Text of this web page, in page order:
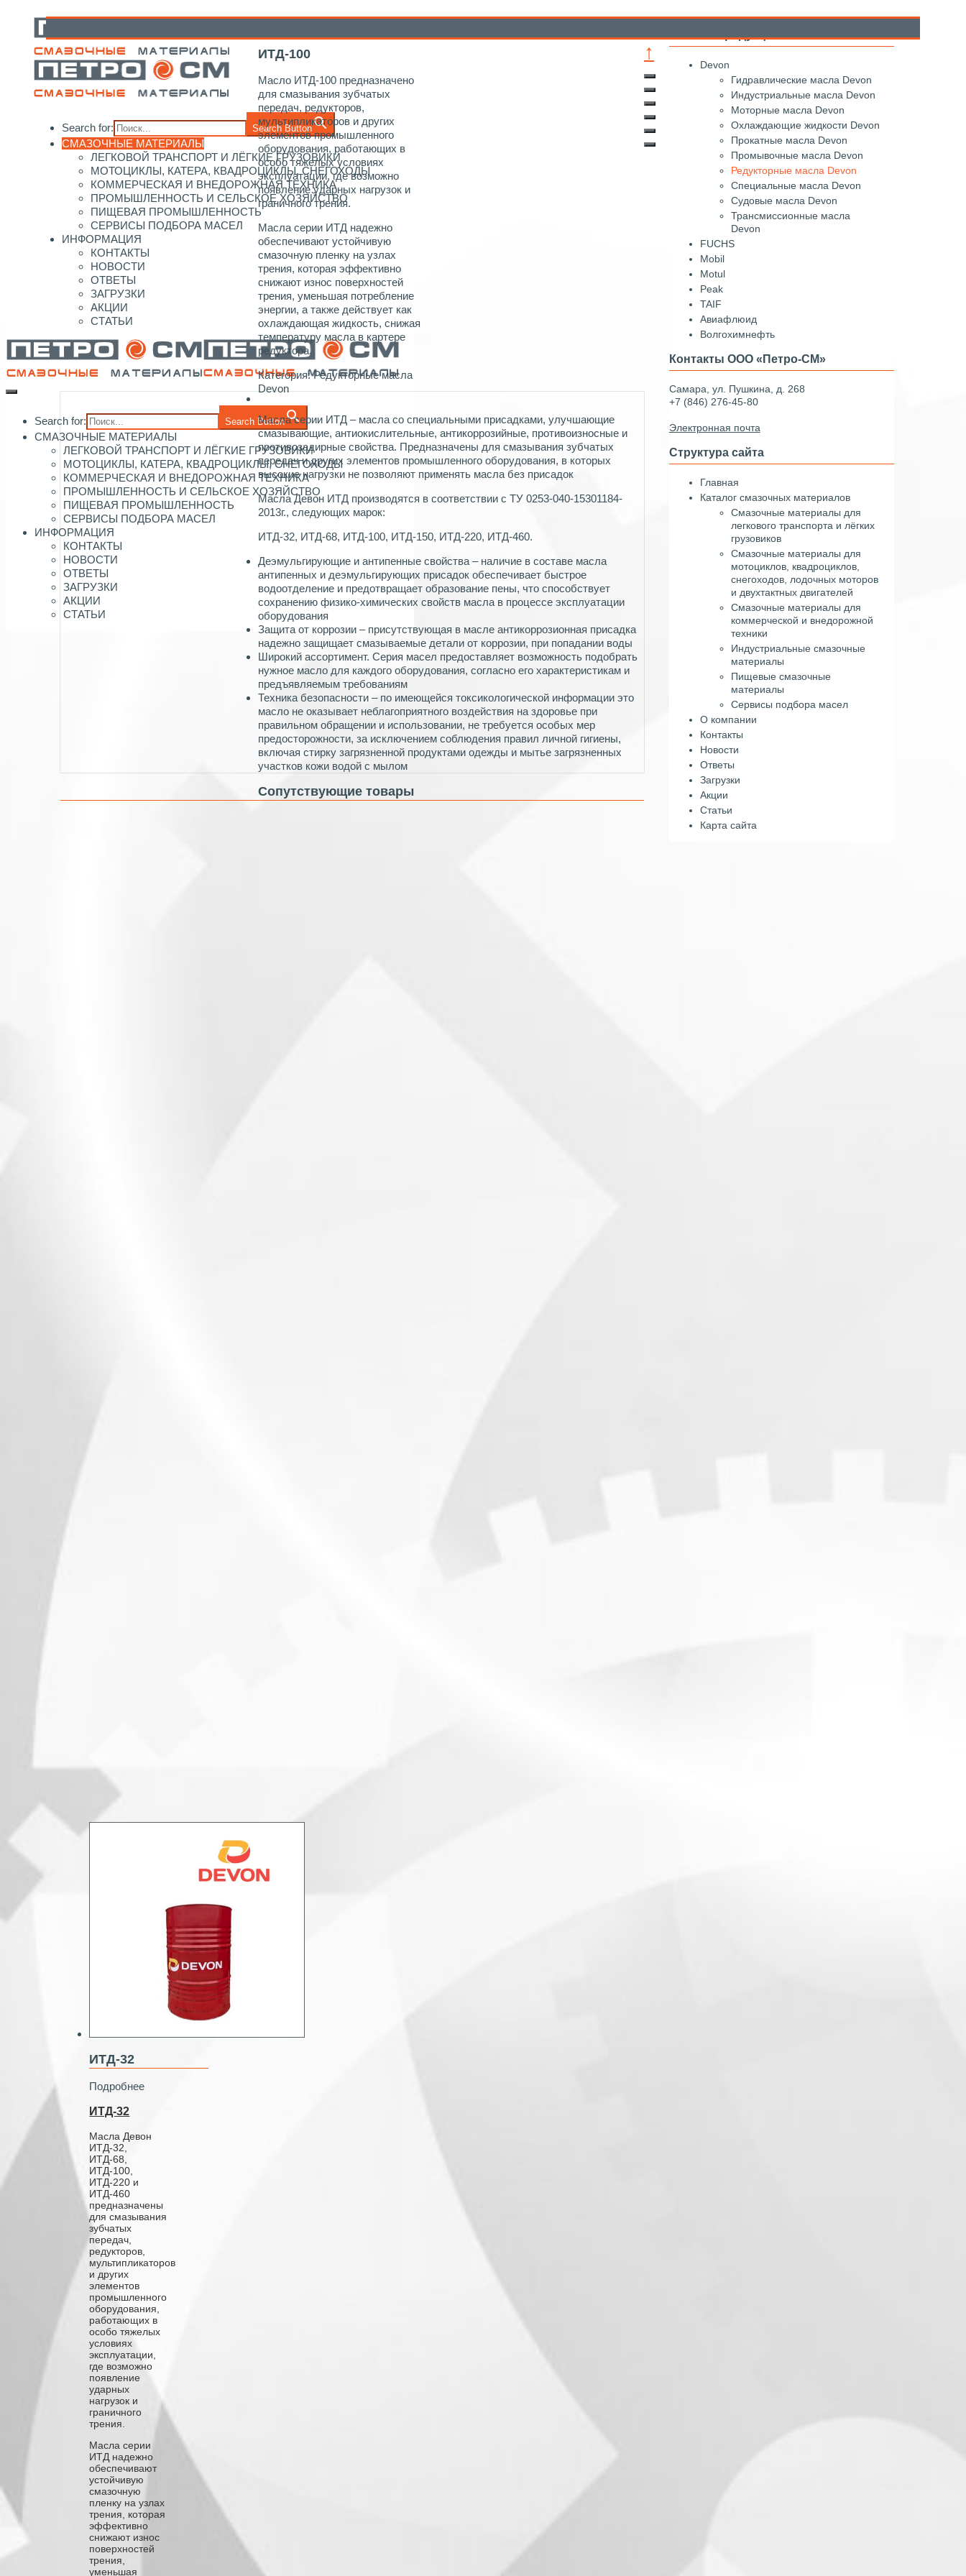
Search for: Search Button
СМАЗОЧНЫЕ МАТЕРИАЛЫ
ЛЕГКОВОЙ ТРАНСПОРТ И ЛЁГКИЕ ГРУЗОВИКИ
МОТОЦИКЛЫ, КАТЕРА, КВАДРОЦИКЛЫ, СНЕГОХОДЫ
КОММЕРЧЕСКАЯ И ВНЕДОРОЖНАЯ ТЕХНИКА
ПРОМЫШЛЕННОСТЬ И СЕЛЬСКОЕ ХОЗЯЙСТВО
ПИЩЕВАЯ ПРОМЫШЛЕННОСТЬ
СЕРВИСЫ ПОДБОРА МАСЕЛ
ИНФОРМАЦИЯ
КОНТАКТЫ
НОВОСТИ
ОТВЕТЫ
ЗАГРУЗКИ
АКЦИИ
СТАТЬИ
Search for: Search Button
СМАЗОЧНЫЕ МАТЕРИАЛЫ
ЛЕГКОВОЙ ТРАНСПОРТ И ЛЁГКИЕ ГРУЗОВИКИ
МОТОЦИКЛЫ, КАТЕРА, КВАДРОЦИКЛЫ, СНЕГОХОДЫ
КОММЕРЧЕСКАЯ И ВНЕДОРОЖНАЯ ТЕХНИКА
ПРОМЫШЛЕННОСТЬ И СЕЛЬСКОЕ ХОЗЯЙСТВО
ПИЩЕВАЯ ПРОМЫШЛЕННОСТЬ
СЕРВИСЫ ПОДБОРА МАСЕЛ
ИНФОРМАЦИЯ
КОНТАКТЫ
НОВОСТИ
ОТВЕТЫ
ЗАГРУЗКИ
АКЦИИ
СТАТЬИ
ИТД-100
Масло ИТД-100 предназначено
для смазывания зубчатых
передач, редукторов,
мультипликаторов и других
элементов промышленного
оборудования, работающих в
особо тяжелых условиях
эксплуатации, где возможно
появление ударных нагрузок и
граничного трения.
Масла серии ИТД надежно
обеспечивают устойчивую
смазочную пленку на узлах
трения, которая эффективно
снижают износ поверхностей
трения, уменьшая потребление
энергии, а также действует как
охлаждающая жидкость, снижая
температуру масла в картере
редуктора.
Категория:Редукторные масла
Devon
Масла серии ИТД – масла со специальными присадками, улучшающие
смазывающие, антиокислительные, антикоррозийные, противоизносные и
противозадирные свойства. Предназначены для смазывания зубчатых
передач и других элементов промышленного оборудования, в которых
высокие нагрузки не позволяют применять масла без присадок
Масла Девон ИТД производятся в соответствии с ТУ 0253-040-15301184-
2013г., следующих марок:
ИТД-32, ИТД-68, ИТД-100, ИТД-150, ИТД-220, ИТД-460.
Деэмульгирующие и антипенные свойства – наличие в составе масла
антипенных и деэмульгирующих присадок обеспечивает быстрое
водоотделение и предотвращает образование пены, что способствует
сохранению физико-химических свойств масла в процессе эксплуатации
оборудования
Защита от коррозии – присутствующая в масле антикоррозионная присадка
надежно защищает смазываемые детали от коррозии, при попадании воды
Широкий ассортимент. Серия масел предоставляет возможность подобрать
нужное масло для каждого оборудования, согласно его характеристикам и
предъявляемым требованиям
Техника безопасности – по имеющейся токсикологической информации это
масло не оказывает неблагоприятного воздействия на здоровье при
правильном обращении и использовании, не требуется особых мер
предосторожности, за исключением соблюдения правил личной гигиены,
включая стирку загрязненной продуктами одежды и мытье загрязненных
участков кожи водой с мылом
Сопутствующие товары
ИТД-32
Подробнее
ИТД-32
Масла Девон
ИТД-32,
ИТД-68,
ИТД-100,
ИТД-220 и
ИТД-460
предназначены
для смазывания
зубчатых
передач,
редукторов,
мультипликаторов
и других
элементов
промышленного
оборудования,
работающих в
особо тяжелых
условиях
эксплуатации,
где возможно
появление
ударных
нагрузок и
граничного
трения.
Масла серии
ИТД надежно
обеспечивают
устойчивую
смазочную
пленку на узлах
трения, которая
эффективно
снижают износ
поверхностей
трения,
уменьшая
Каталог продукции
Devon
Гидравлические масла Devon
Индустриальные масла Devon
Моторные масла Devon
Охлаждающие жидкости Devon
Прокатные масла Devon
Промывочные масла Devon
Редукторные масла Devon
Специальные масла Devon
Судовые масла Devon
Трансмиссионные масла
Devon
FUCHS
Mobil
Motul
Peak
TAIF
Авиафлюид
Волгохимнефть
Контакты ООО «Петро-СМ»
Самара, ул. Пушкина, д. 268
+7 (846) 276-45-80
Электронная почта
Структура сайта
Главная
Каталог смазочных материалов
Смазочные материалы для
легкового транспорта и лёгких
грузовиков
Смазочные материалы для
мотоциклов, квадроциклов,
снегоходов, лодочных моторов
и двухтактных двигателей
Смазочные материалы для
коммерческой и внедорожной
техники
Индустриальные смазочные
материалы
Пищевые смазочные
материалы
Сервисы подбора масел
О компании
Контакты
Новости
Ответы
Загрузки
Акции
Статьи
Карта сайта
↑